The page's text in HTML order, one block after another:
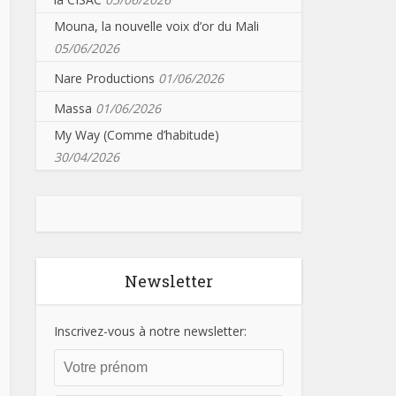
Mouna, la nouvelle voix d’or du Mali
05/06/2026
Nare Productions 01/06/2026
Massa 01/06/2026
My Way (Comme d’habitude)
30/04/2026
Newsletter
Inscrivez-vous à notre newsletter: